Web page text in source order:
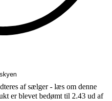
af sælger - læs om denne
er blevet bedømt til 2.43 ud af